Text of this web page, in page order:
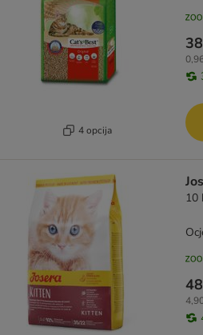
4 opcija
10